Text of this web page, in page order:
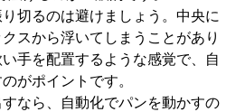
切るのは避けましょう。中央に
スから浮いてしまうことがあり
手を配置するような感覚で、自
がポイントです。
なら、自動化でパンを動かすの